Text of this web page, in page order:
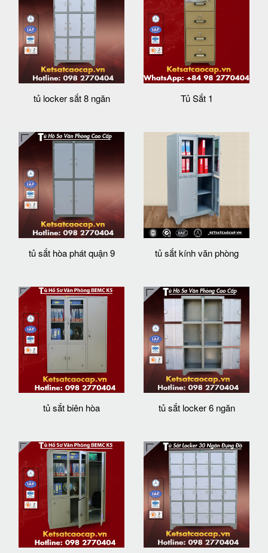
tủ locker sắt 8 ngăn Tủ Sắt 1
tủ sắt hòa phát quận 9 tủ sắt kính văn phòng
tủ sắt biên hòa tủ sắt locker 6 ngăn